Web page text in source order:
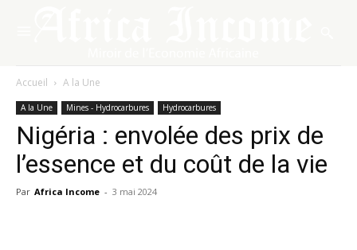
Accueil A la Une
A la Une Mines - Hydrocarbures Hydrocarbures
Nigéria : envolée des prix de
l’essence et du coût de la vie
Par Africa Income - 3 mai 2024